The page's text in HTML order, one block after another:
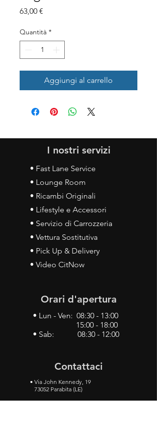
63,00 €
Quantità *
Aggiungi al carrello
I nostri servizi
• Fast Lane Service
• Lounge Room
• Ricambi Originali
• Lifestyle e Accessori
• Servizio di Carrozzeria
• Vettura Sostitutiva
• Pick Up & Delivery
• Video CitNow
Orari d'apertura
• Lun - Ven: 08:30 - 13:00
15:00 - 18:00
• Sab: 08:30 - 12:00
Contattaci
• Via John Kennedy, 19
73052 Parabita (LE)